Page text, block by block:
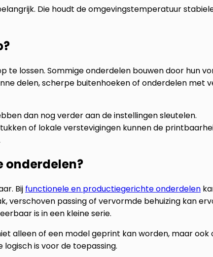
Die houdt de omgevingstemperatuur
lossen. Sommige onderdelen bouwen door hun
delen, scherpe buitenhoeken of onderdelen met
dan nog verder aan de instellingen sleutelen.
of lokale verstevigingen kunnen de
onderdelen?
Bij functionele en productiegerichte onderdelen
verschoven passing of vervormde behuizing kan
is in een kleine serie.
alleen of een model geprint kan worden, maar ook
is voor de toepassing.